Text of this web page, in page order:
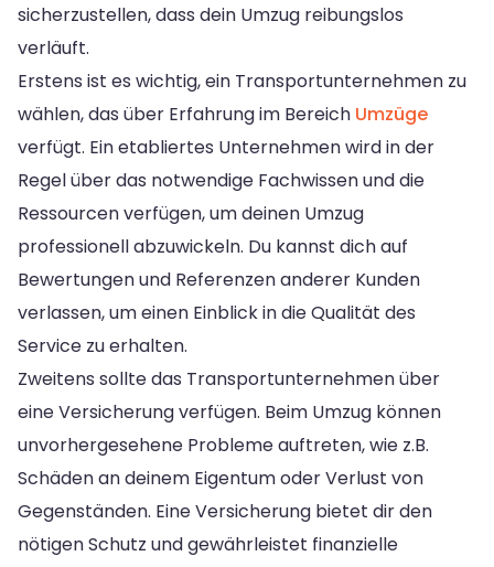
sicherzustellen, dass dein Umzug reibungslos
verläuft.
Erstens ist es wichtig, ein Transportunternehmen zu
wählen, das über Erfahrung im Bereich Umzüge
verfügt. Ein etabliertes Unternehmen wird in der
Regel über das notwendige Fachwissen und die
Ressourcen verfügen, um deinen Umzug
professionell abzuwickeln. Du kannst dich auf
Bewertungen und Referenzen anderer Kunden
verlassen, um einen Einblick in die Qualität des
Service zu erhalten.
Zweitens sollte das Transportunternehmen über
eine Versicherung verfügen. Beim Umzug können
unvorhergesehene Probleme auftreten, wie z.B.
Schäden an deinem Eigentum oder Verlust von
Gegenständen. Eine Versicherung bietet dir den
nötigen Schutz und gewährleistet finanzielle